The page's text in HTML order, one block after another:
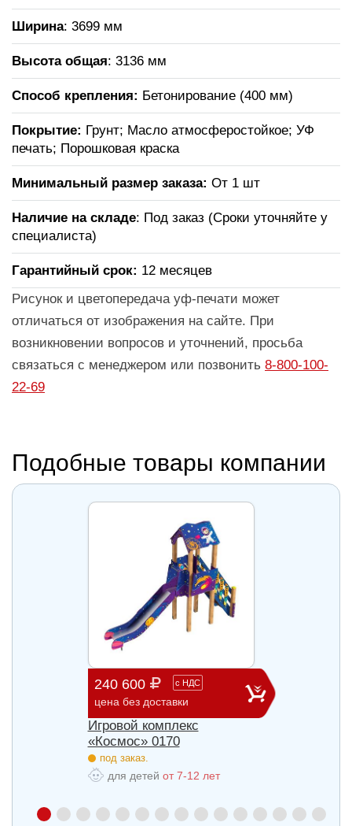
Ширина: 3699 мм
Высота общая: 3136 мм
Способ крепления: Бетонирование (400 мм)
Покрытие: Грунт; Масло атмосферостойкое; УФ
печать; Порошковая краска
Минимальный размер заказа: От 1 шт
Наличие на складе: Под заказ (Сроки уточняйте у
специалиста)
Гарантийный срок: 12 месяцев
Рисунок и цветопередача уф-печати может
отличаться от изображения на сайте. При
возникновении вопросов и уточнений, просьба
связаться с менеджером или позвонить 8-800-100-
22-69
Подобные товары компании
240 600 с НДС
цена без доставки
Игровой комплекс
«Космос» 0170
под заказ.
для детей от 7-12 лет